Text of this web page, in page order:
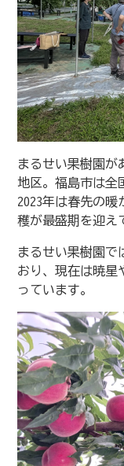
まるせい果樹園が
地区。福島市は全
2023年は春先の暖
穫が最盛期を迎え
まるせい果樹園で
おり、現在は暁星
っています。